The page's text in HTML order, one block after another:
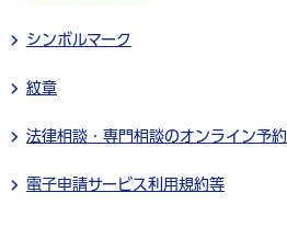
シンボルマーク
紋章
法律相談・専門相談のオンライン予約
電子申請サービス利用規約等